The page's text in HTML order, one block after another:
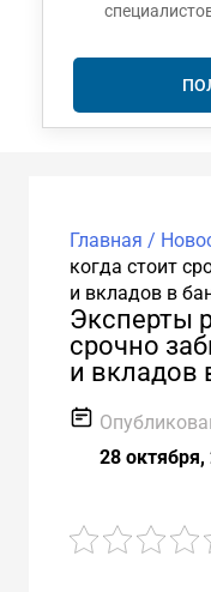
Главная /
когда стоит
и вкладов в
Эксперты
срочно
и вкладов
28 октября,